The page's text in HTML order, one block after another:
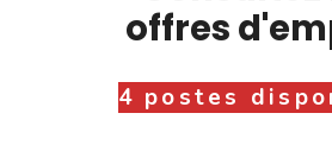
offres
4 postes